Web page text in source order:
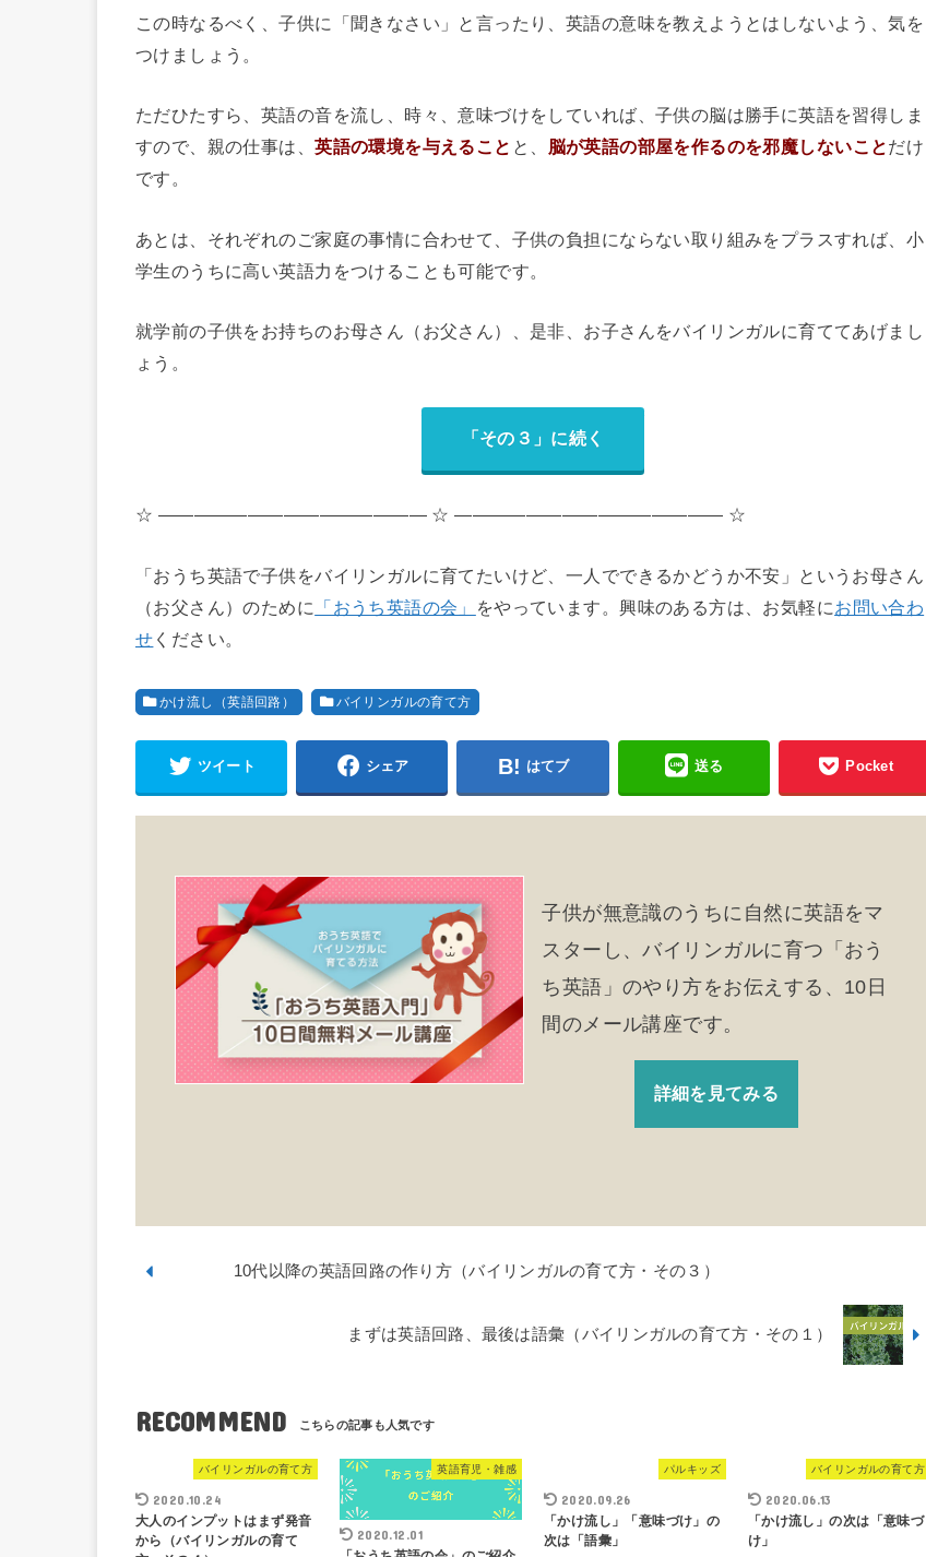
この時なるべく、子供に「聞きなさい」と言ったり、英語の意味を教えようとはしないよう、気を
つけましょう。
ただひたすら、英語の音を流し、時々、意味づけをしていれば、子供の脳は勝手に英語を習得しま
すので、親の仕事は、英語の環境を与えること と、 脳が英語の部屋を作るのを邪魔しないことだけ
です。
あとは、それぞれのご家庭の事情に合わせて、子供の負担にならない取り組みをプラスすれば、小
学生のうちに高い英語力をつけることも可能です。
就学前の子供をお持ちのお母さん（お父さん）、是非、お子さんをバイリンガルに育ててあげまし
ょう。
「その３」に続く
☆ ――――――――――――――― ☆ ――――――――――――――― ☆
「おうち英語で子供をバイリンガルに育てたいけど、一人でできるかどうか不安」というお母さん
（お父さん）のために
「おうち英語の会」 をやっています。興味のある方は、お気軽に お問い合わ
せ ください。
かけ流し（英語回路） バイリンガルの育て方
ツイート シェア はてブ 送る Pocket
子供が無意識のうちに自然に英語をマ
スターし、バイリンガルに育つ「おう
ち英語」のやり方をお伝えする、10日
間のメール講座です。
詳細を見てみる
10代以降の英語回路の作り方（バイリンガルの育て方・その３）
まずは英語回路、最後は語彙（バイリンガルの育て方・その１）
RECOMMEND
バイリンガルの育て方
2020.10.24
大人のインプットはまず発音
から（バイリンガルの育て
英語育児・雑感
2020.12.01
パルキッズ
2020.09.26
「かけ流し」「意味づけ」の
次は「語彙」
バイリンガルの育て方
2020.06.13
「かけ流し」の次は「意味づ
け」